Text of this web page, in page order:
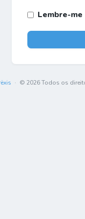
Lembre-me
· © 2026 Todos os